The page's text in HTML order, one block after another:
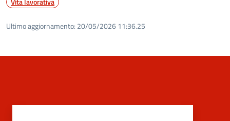
Ultimo aggiornamento: 20/05/2026 11:36.25